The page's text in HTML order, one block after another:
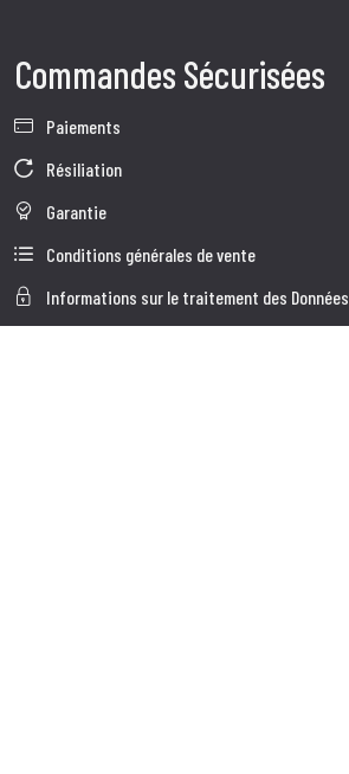
Commandes Sécurisées
Paiements
Résiliation
Garantie
Conditions générales de vente
Informations sur le traitement des Données